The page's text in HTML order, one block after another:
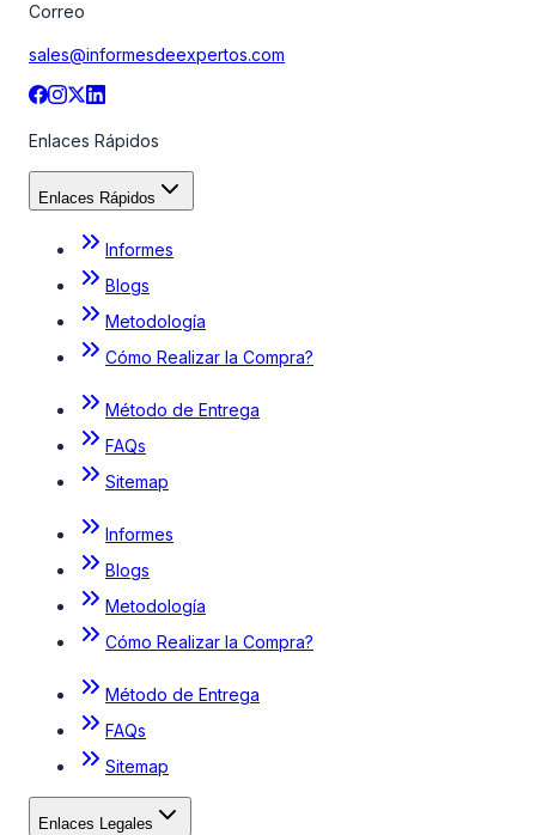
Correo
sales@informesdeexpertos.com
Enlaces Rápidos
Enlaces Rápidos
Informes
Blogs
Metodología
Cómo Realizar la Compra?
Método de Entrega
FAQs
Sitemap
Informes
Blogs
Metodología
Cómo Realizar la Compra?
Método de Entrega
FAQs
Sitemap
Enlaces Legales